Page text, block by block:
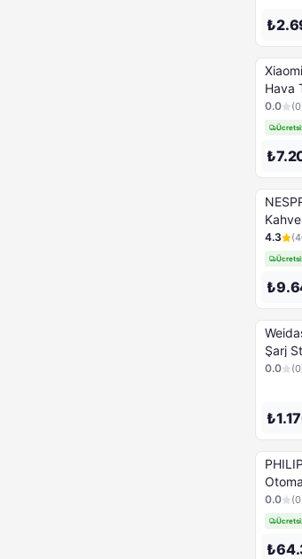
Hava
0.0 (0
4.3 (
Şarj
0.0 (0
0.0 (0